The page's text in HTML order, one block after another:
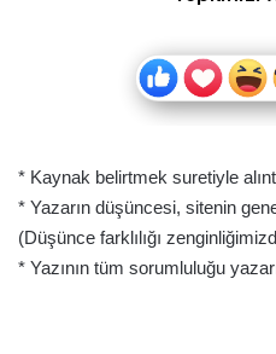
* Kaynak belirtmek suretiyle
* Yazarın düşüncesi, sitenin
(Düşünce farklılığı
* Yazının tüm sorumluluğu